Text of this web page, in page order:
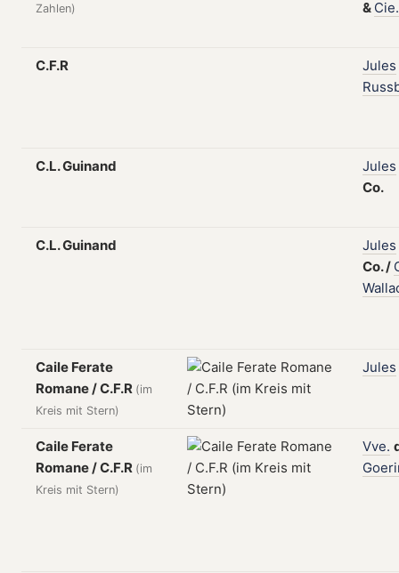
Zahlen) & Cie.
C.F.R
Jules
C.L. Guinand
Jules
Co.
C.L. Guinand
Jules
Co./
Caile Ferate
Romane / C.F.R (im
Kreis mit Stern)
Jules
Caile Ferate
Romane / C.F.R (im
Kreis mit Stern)
Vve.